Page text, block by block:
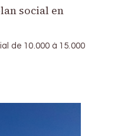
social en
de 10.000 à 15.000